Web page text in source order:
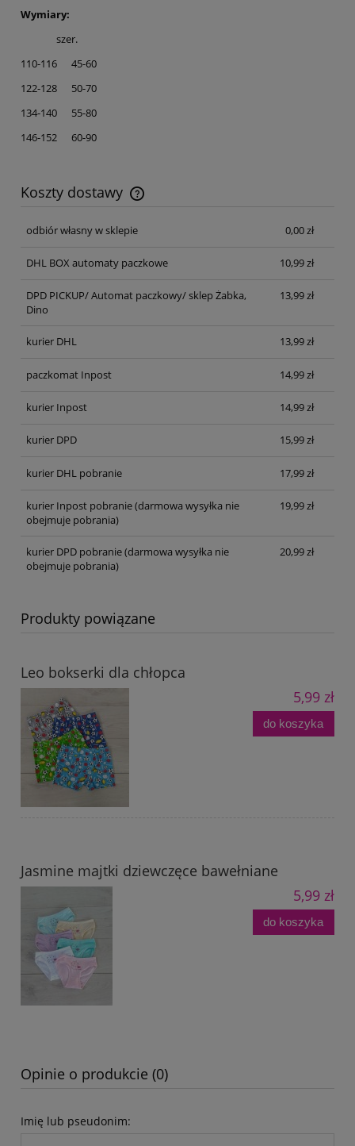
Wymiary:
szer.
110-116 45-60
122-128 50-70
134-140 55-80
146-152 60-90
Koszty dostawy
Cena nie zawiera ewentualnych kosztów płatności
odbiór własny w sklepie
0,00 zł
DHL BOX automaty paczkowe 10,99 zł
DPD PICKUP/ Automat paczkowy/ sklep Żabka,
Dino
13,99 zł
kurier DHL 13,99 zł
paczkomat Inpost 14,99 zł
kurier Inpost 14,99 zł
kurier DPD 15,99 zł
kurier DHL pobranie 17,99 zł
kurier Inpost pobranie(darmowa wysyłka nie
obejmuje pobrania)
19,99 zł
kurier DPD pobranie(darmowa wysyłka nie
obejmuje pobrania)
20,99 zł
Produkty powiązane
Leo bokserki dla chłopca
5,99 zł
do koszyka
Jasmine majtki dziewczęce bawełniane
5,99 zł
do koszyka
Opinie o produkcie (0)
Imię lub pseudonim: